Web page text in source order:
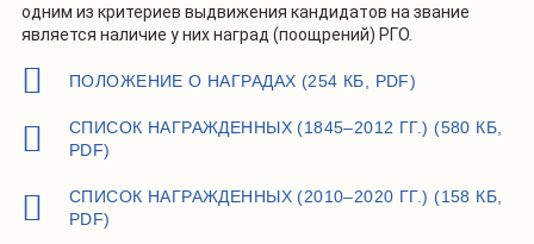
одним из критериев выдвижения кандидатов на звание
является наличие у них наград (поощрений) РГО.
ПОЛОЖЕНИЕ О НАГРАДАХ (254 КБ, PDF)
СПИСОК НАГРАЖДЕННЫХ (1845–2012 ГГ.) (580 КБ,
PDF)
СПИСОК НАГРАЖДЕННЫХ (2010–2020 ГГ.) (158 КБ,
PDF)